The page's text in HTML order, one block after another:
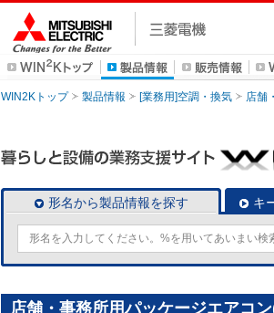
WIN2Kトップ 製品情報 [業務用]空調・換気 店舗
形名から製品情報を探す キ
店舗・事務所用パッケージエアコ